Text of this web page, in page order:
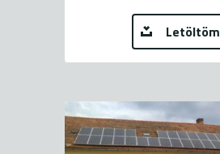
Letöltöm